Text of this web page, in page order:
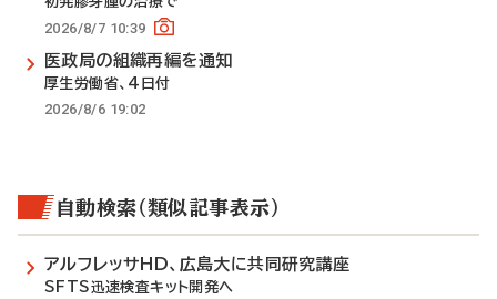
2026/8/7 10:39
医政局の組織再編を通知
厚生労働省、4日付
2026/8/6 19:02
自動検索（類似記事表示）
アルフレッサHD、広島大に共同研究講座
SFTS迅速検査キット開発へ